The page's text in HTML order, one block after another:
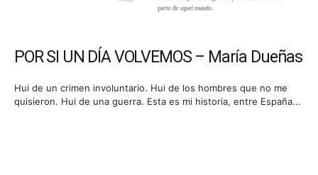
me
España...
LOS 10 MEJORES LIBROS DEL SIGLO
Con frecuencia aparecen listas de los libros más
esta ocasión, de los 10 mejores libros de lo que...